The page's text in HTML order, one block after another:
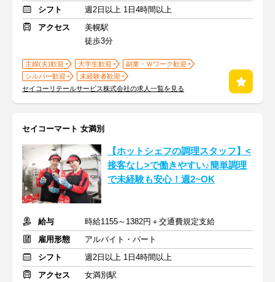
シフト
週2日以上 1日4時間以上
アクセス
美幌駅
徒歩3分
主婦(夫)歓迎 大学生歓迎
副業・Ｗワーク歓迎
シルバー歓迎
未経験者歓迎
セイコーリテールサービス株式会社の求人一覧を見る
セイコーマート 女満別
【ホットシェフの調理スタッフ】<
接客なし>で働きやすい♪簡単調理
で未経験も安心！週2~OK
給与
時給1155～1382円＋交通費規定支給
雇用形態
アルバイト・パート
シフト
週2日以上 1日4時間以上
アクセス
女満別駅